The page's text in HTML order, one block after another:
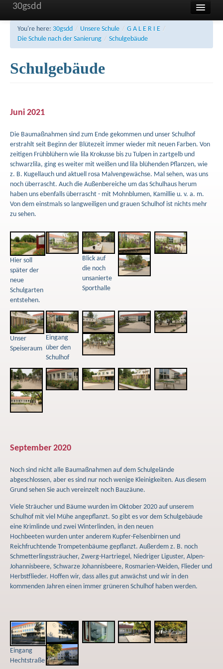
30gsdd
Unsere Schule
Aktuelles und Termine
Impressum
Haftung
Datenschutzerklärung
You're here: 30gsdd / Unsere Schule / G A L E R I E /
Die Schule nach der Sanierung / Schulgebäude
Schulgebäude
Juni 2021
Die Baumaßnahmen sind zum Ende gekommen und unser Schulhof
erstrahlt seit Beginn der Blütezeit immer wieder mit neuen Farben. Von
zeitigen Frühblühern wie lila Krokusse bis zu Tulpen in zartgelb und
schwarzlila, ging es weiter mit weißen und lila blühenden Pflanzen, wie
z. B. Kugellauch und aktuell rosa Malvengewächse. Mal sehen, was uns
noch überrascht. Auch die Außenbereiche um das Schulhaus herum
haben uns ebenfalls überrascht - mit Mohnblumen, Kamillie u. v. a. m.
Von dem einstmals so langweiligen und grauen Schulhof ist nichts mehr
zu sehen.
Hier soll
später der
neue
Schulgarten
entstehen.
Blick auf
die noch
unsanierte
Sporthalle
Unser
Speiseraum
Eingang
über den
Schulhof
September 2020
Noch sind nicht alle Baumaßnahmen auf dem Schulgelände
abgeschlossen, aber es sind nur noch wenige Kleinigkeiten. Aus diesem
Grund sehen Sie auch vereinzelt noch Bauzäune.
Viele Sträucher und Bäume wurden im Oktober 2020 auf unserem
Schulhof mit viel Mühe angepflanzt. So gibt es vor dem Schulgebäude
eine Krimlinde und zwei Winterlinden, in den neuen
Hochbeeten wurden unter anderem Kupfer-Felsenbirnen und
Reichfruchtende Trompetenbäume gepflanzt. Außerdem z. B. noch
Schmetterlingssträucher, Zwerg-Hartriegel, Niedriger Liguster, Alpen-
Johannisbeere, Schwarze Johannisbeere, Rosmarien-Weiden, Flieder und
Herbstflieder. Hoffen wir, dass alles gut anwächst und wir in den
kommenden Jahren einen immer grüneren Schulhof haben werden.
Eingang
Hechtstraße